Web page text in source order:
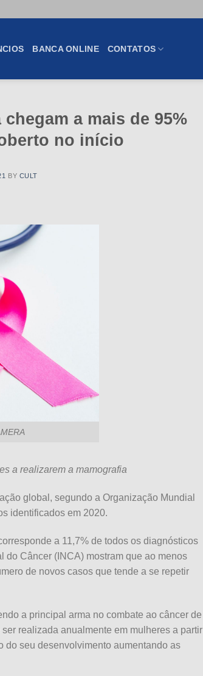
BANCA ONLINE CONTATOS
a mais de 95%
no início
BY CULT
a realizarem a mamografia
global, segundo a Organização Mundial
identificados em 2020.
a 11,7% de todos os diagnósticos
do Câncer (INCA) mostram que ao menos
de novos casos que tende a se repetir
a principal arma no combate ao câncer de
realizada anualmente em mulheres a partir
do seu desenvolvimento aumentando as